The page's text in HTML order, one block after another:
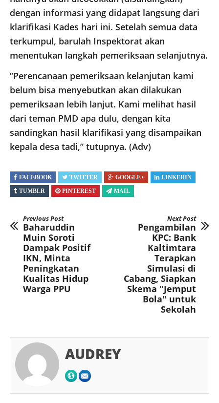
dengan informasi yang didapat langsung dari
klarifikasi Kades hari ini. Setelah semua data
terkumpul, barulah Inspektorat akan
menentukan langkah pemeriksaan selanjutnya.
​”Perencanaan pemeriksaan kelanjutan kami
belum bisa menyebutkan akan dilakukan
pemeriksaan lebih lanjut. Kami melihat hasil
dari teman PMD apa dulu, dengan kita
sandingkan hasil klarifikasi yang disampaikan
kepala desa tadi,” tutupnya. (Adv)
FACEBOOK TWITTER GOOGLE+
LINKEDIN
TUMBLR
PINTEREST MAIL
Previous Post
Baharuddin
Muin Soroti
Dampak Positif
IKN, Minta
Peningkatan
Kualitas Hidup
Warga PPU
Next Post
Pengambilan
KPC: Bank
Kaltimtara
Terapkan
Simulasi di
Cabang, Siapkan
Skema "Jemput
Bola" untuk
Sekolah
AUDREY